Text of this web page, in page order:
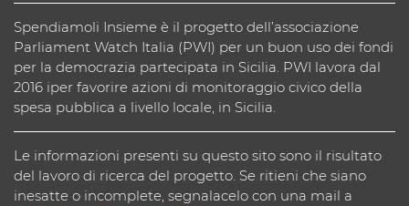
Spendiamoli Insieme è il progetto dell’associazione
Parliament Watch Italia (PWI) per un buon uso dei fondi
per la democrazia partecipata in Sicilia. PWI lavora dal
2016 iper favorire azioni di monitoraggio civico della
spesa pubblica a livello locale, in Sicilia.
Le informazioni presenti su questo sito sono il risultato
del lavoro di ricerca del progetto. Se ritieni che siano
inesatte o incomplete, segnalacelo con una mail a